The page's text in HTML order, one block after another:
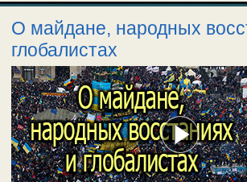
О майдане, народных
глобалистах